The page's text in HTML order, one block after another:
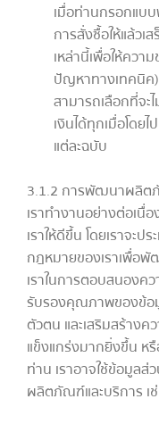
เมื่อท่านกรอกแบ
การสั่งซื้อให้แล้วเ
เหล่านี้เพื่อให้ควา
ปัญหาทางเทคนิค
สามารถเลือกที่จะ
เงินได้ทุกเมื่อโดย
แต่ละฉบับ
3.1.2 การพัฒนาผลิต
เราทำงานอย่างต่อเ
เราให้ดีขึ้น โดยเราจะ
กฎหมายของเราเพื่อ
เราในการตอบสนองค
รับรองคุณภาพของข้
ตัวตน และเสริมสร้างค
แข็งแกร่งมากยิ่งขึ้น ห
ท่าน เราอาจใช้ข้อมูล
ผลิตภัณฑ์และบริการ เ